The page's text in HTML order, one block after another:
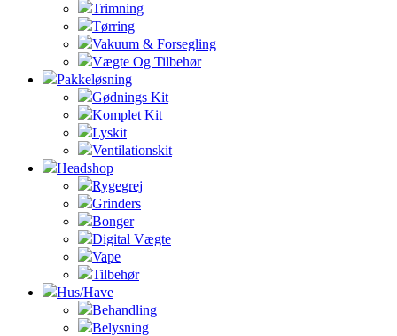
Trimning
Tørring
Vakuum & Forsegling
Vægte Og Tilbehør
Pakkeløsning
Gødnings Kit
Komplet Kit
Lyskit
Ventilationskit
Headshop
Rygegrej
Grinders
Bonger
Digital Vægte
Vape
Tilbehør
Hus/Have
Behandling
Belysning